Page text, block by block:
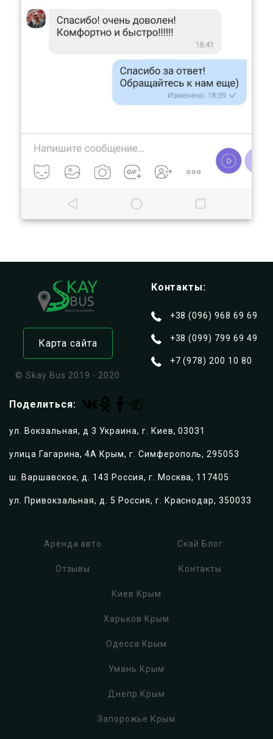
Автобусы из Крыма в Украину
ул. Киевская, д. 4
Крым, г. Симферополь
+380969686969 +380997996949
+79782001080
https://skaybus.com
Карта сайта
© Skay Bus 2019 - 2020
Контакты:
+38 (096) 968 69 69
+38 (099) 799 69 49
+7 (978) 200 10 80
Поделиться:
ул. Вокзальная, д 3 Украина, г. Киев, 03031
улица Гагарина, 4А Крым, г. Симферополь, 295053
ш. Варшавское, д. 143 Россия, г. Москва, 117405
ул. Привокзальная, д. 5 Россия, г. Краснодар, 350033
Аренда авто Скай Блог
Отзывы Контакты
Киев Крым
Харьков Крым
Одесса Крым
Умань Крым
Днепр Крым
Запорожье Крым